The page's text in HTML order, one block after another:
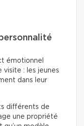
émotionnel
visite : les jeunes
dans leur
différents de
une propriété